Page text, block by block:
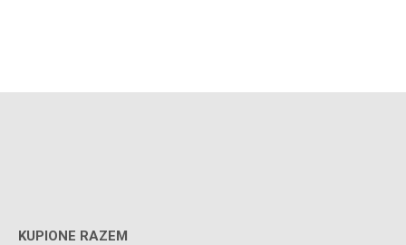
KUPIONE RAZEM